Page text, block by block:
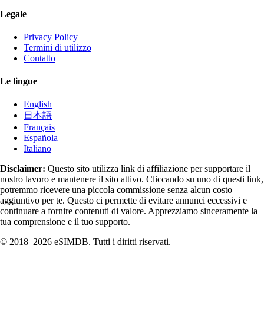
Legale
Privacy Policy
Termini di utilizzo
Contatto
Le lingue
English
日本語
Français
Española
Italiano
Disclaimer: Questo sito utilizza link di affiliazione per supportare il
nostro lavoro e mantenere il sito attivo. Cliccando su uno di questi link,
potremmo ricevere una piccola commissione senza alcun costo
aggiuntivo per te. Questo ci permette di evitare annunci eccessivi e
continuare a fornire contenuti di valore. Apprezziamo sinceramente la
tua comprensione e il tuo supporto.
© 2018–2026 eSIMDB. Tutti i diritti riservati.